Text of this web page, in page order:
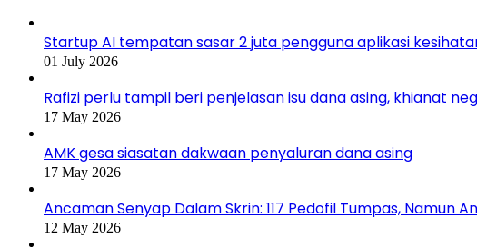
Startup AI tempatan sasar 2 juta pengguna aplikasi
01 July 2026
Rafizi perlu tampil beri penjelasan isu dana asing, khianat
17 May 2026
AMK gesa siasatan dakwaan penyaluran dana asing
17 May 2026
Ancaman Senyap Dalam Skrin: 117 Pedofil Tumpas, Namun
12 May 2026